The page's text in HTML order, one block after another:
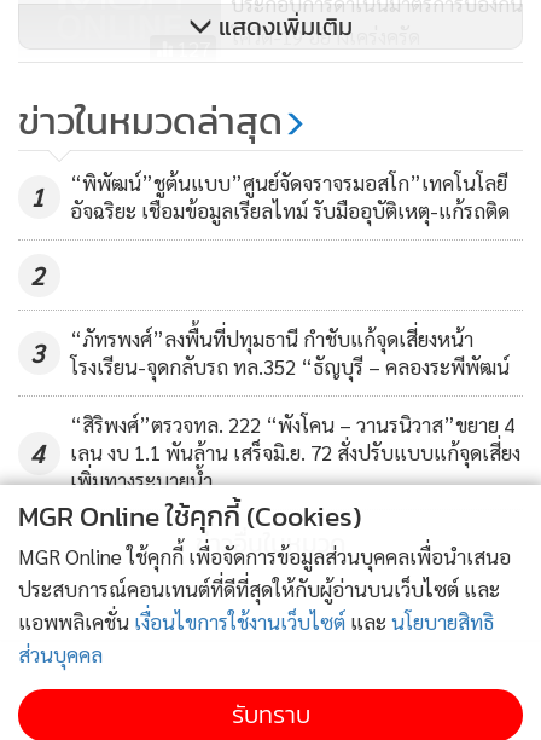
127
โควิด-19 อย่างเคร่งครัด
2,716
“New Normal” สวมหน้ากาก
อนามัย-เว้นระยะห่างใช้บริการรถ
สาธารณะ
แสดงเพิ่มเติม
ข่าวในหมวดล่าสุด
1
“พิพัฒน์”ชูต้นแบบ”ศูนย์จัดจราจรมอสโก”เทคโนโลยี
อัจฉริยะ เชื่อมข้อมูลเรียลไทม์ รับมืออุบัติเหตุ-แก้รถติด
2
3
“ภัทรพงศ์”ลงพื้นที่ปทุมธานี กำชับแก้จุดเสี่ยงหน้า
โรงเรียน-จุดกลับรถ ทล.352 “ธัญบุรี – คลองระพีพัฒน์
4
“สิริพงศ์”ตรวจทล. 222 “พังโคน – วานรนิวาส”ขยาย 4
เลน งบ 1.1 พันล้าน เสร็จมิ.ย. 72 สั่งปรับแบบแก้จุดเสี่ยง
เพิ่มทางระบายน้ำ
ข่าวอื่นในหมวด
ติดตามข่าวสารผ่านทาง LINE
MGR Online ใช้คุกกี้ (Cookies)
MGR Online ใช้คุกกี้ เพื่อจัดการข้อมูลส่วนบุคคลเพื่อนำเสนอ
ประสบการณ์คอนเทนต์ที่ดีที่สุดให้กับผู้อ่านบนเว็บไซต์ และ
แอพพลิเคชั่น เงื่อนไขการใช้งานเว็บไซต์ และ นโยบายสิทธิ
ส่วนบุคคล
รับทราบ